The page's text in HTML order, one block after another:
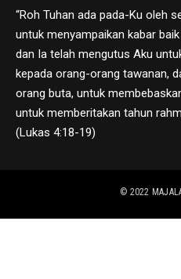
“Roh Tuhan ada pada-Ku oleh
untuk menyampaikan kabar
dan Ia telah mengutus Aku
kepada orang-orang tawanan,
orang buta, untuk
untuk memberitakan tahun
(Lukas 4:18-19)
© 2022